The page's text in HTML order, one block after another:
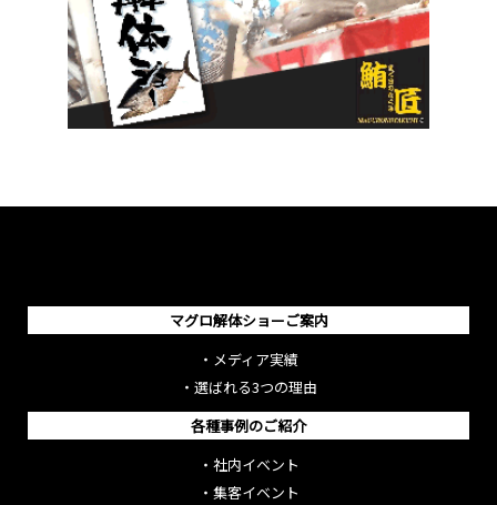
マグロ解体ショーご案内
・ メディア実績
・ 選ばれる3つの理由
各種事例のご紹介
・ 社内イベント
・ 集客イベント